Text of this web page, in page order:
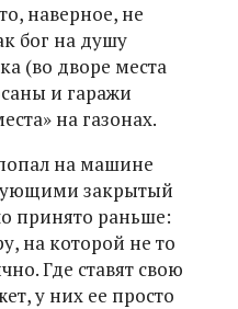
наверное, не
бог на душу
(во дворе места
и гаражи
на газонах.
на машине
закрытый
принято раньше:
на которой не то
Где ставят свою
у них ее просто